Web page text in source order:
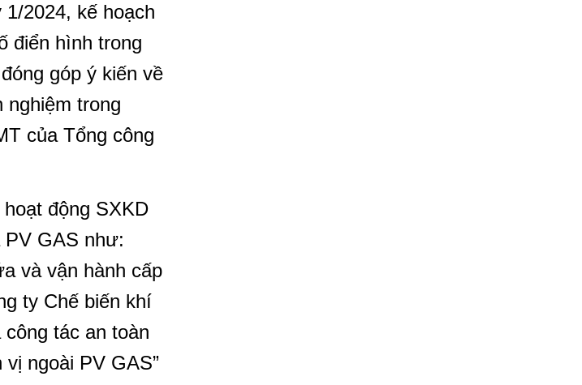
2024, kế hoạch
điển hình trong
góp ý kiến về
nghiệm trong
của Tổng công
động SXKD
GAS như:
và vận hành cấp
ty Chế biến khí
tác an toàn
ngoài PV GAS”